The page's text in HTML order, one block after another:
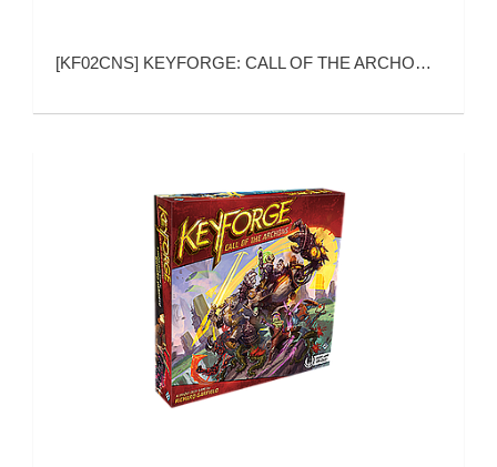
[KF02CNS] KEYFORGE: CALL OF THE ARCHONS ARCHON DECK (熔钥秘境：统御者的召唤)